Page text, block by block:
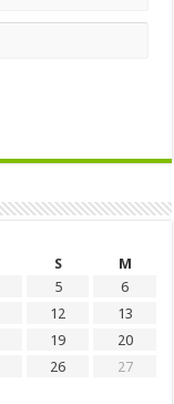
S
M
5
6
12
13
19
20
26
27